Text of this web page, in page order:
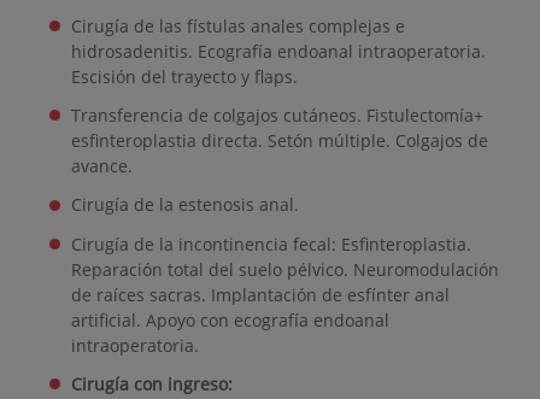
Cirugía de las fístulas anales complejas e
hidrosadenitis. Ecografía endoanal intraoperatoria.
Escisión del trayecto y flaps.
Transferencia de colgajos cutáneos. Fistulectomía+
esfinteroplastia directa. Setón múltiple. Colgajos de
avance.
Cirugía de la estenosis anal.
Cirugía de la incontinencia fecal: Esfinteroplastia.
Reparación total del suelo pélvico. Neuromodulación
de raíces sacras. Implantación de esfínter anal
artificial. Apoyo con ecografía endoanal
intraoperatoria.
Cirugía con ingreso: